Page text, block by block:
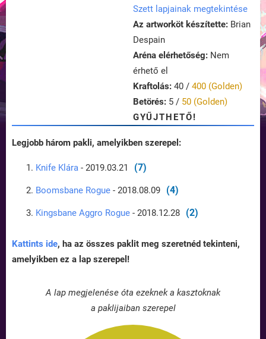
Szett lapjainak megtekintése
Az artworköt készítette: Brian
Despain
Aréna elérhetőség: Nem
érhető el
Kraftolás: 40 / 400 (Golden)
Betörés: 5 / 50 (Golden)
GYŰJTHETŐ!
Legjobb három pakli, amelyikben szerepel:
Knife Klára - 2019.03.21 (7)
Boomsbane Rogue - 2018.08.09 (4)
Kingsbane Aggro Rogue - 2018.12.28 (2)
Kattints ide, ha az összes paklit meg szeretnéd tekinteni,
amelyikben ez a lap szerepel!
A lap megjelenése óta ezeknek a kasztoknak
a paklijaiban szerepel